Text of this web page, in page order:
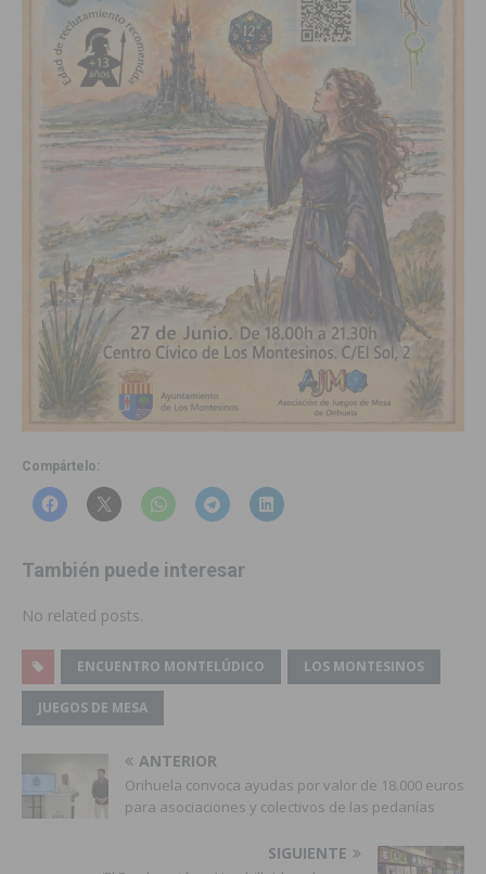
Compártelo:
También puede interesar
No related posts.
ENCUENTRO MONTELÚDICO LOS MONTESINOS
JUEGOS DE MESA
ANTERIOR
Orihuela convoca ayudas por valor de 18.000 euros
para asociaciones y colectivos de las pedanías
SIGUIENTE